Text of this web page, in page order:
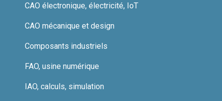
CAO électronique, électricité, IoT
CAO mécanique et design
Composants industriels
FAO, usine numérique
IAO, calculs, simulation